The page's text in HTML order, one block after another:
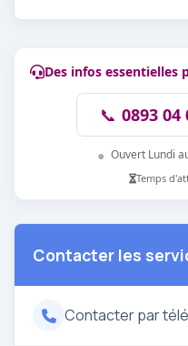
Des infos
📞 0893 04
● Ouvert Lundi
Temps
Contacter les
Contacter par